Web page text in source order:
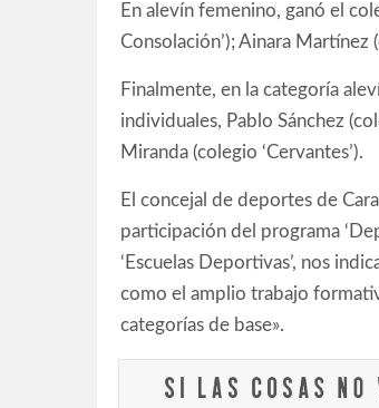
En alevín femenino, ganó el
Consolación’); Ainara Martínez
Finalmente, en la categoría
individuales, Pablo Sánchez
Miranda (colegio ‘Cervantes’).
El concejal de deportes de
participación del programa
‘Escuelas Deportivas’, nos
como el amplio trabajo
categorías de base».